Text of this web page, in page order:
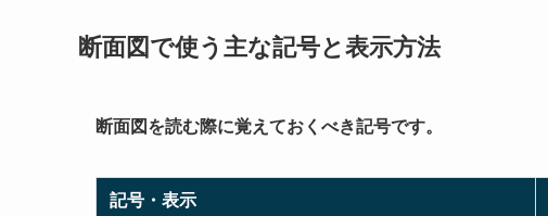
断面図で使う主な記号と表示方法
断面図を読む際に覚えておくべき記号です。
記号・表示